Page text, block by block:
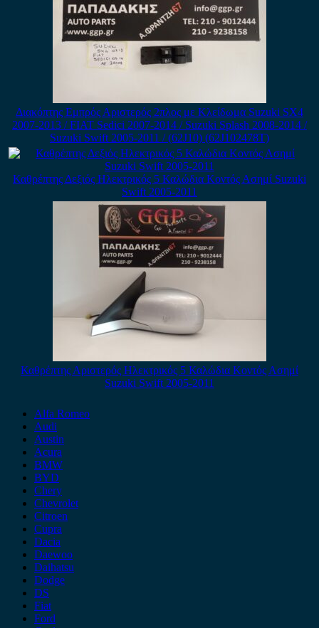
Διακόπτης Εμπρός Αριστερός 2πλος με Κλείδωμα Suzuki SX4
2007-2013 / FIAT Sedici 2007-2014 / Suzuki Splash 2008-2014 /
Suzuki Swift 2005-2011 / (62J10) (62J102478T)
Καθρέπτης Δεξιός Ηλεκτρικός 5 Καλώδια Κοντός Ασημί Suzuki
Swift 2005-2011
Καθρέπτης Αριστερός Ηλεκτρικός 5 Καλώδια Κοντός Ασημί
Suzuki Swift 2005-2011
Alfa Romeo
Audi
Austin
Acura
BMW
BYD
Chery
Chevrolet
Citroen
Cupra
Dacia
Daewoo
Daihatsu
Dodge
DS
Fiat
Ford